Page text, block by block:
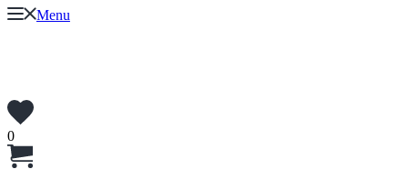
Menu
0